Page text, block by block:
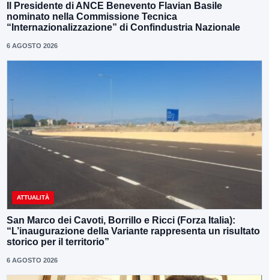
Il Presidente di ANCE Benevento Flavian Basile
nominato nella Commissione Tecnica
“Internazionalizzazione” di Confindustria Nazionale
6 AGOSTO 2026
ATTUALITÀ
San Marco dei Cavoti, Borrillo e Ricci (Forza Italia):
“L’inaugurazione della Variante rappresenta un risultato
storico per il territorio”
6 AGOSTO 2026